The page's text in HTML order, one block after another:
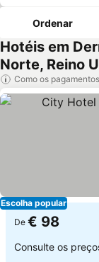
Ordenar
Hotéis em
Norte, Reino
Como os
Escolha popular
De € 98
Consulte os